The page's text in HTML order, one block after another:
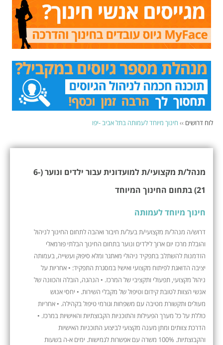
לוח דרושים ›› חינוך מיוחד לעמותה בתל אביב -יפו
מנהל/ת מקצועי/ת למועדונית עבור ילדים ונוער (6-
21) בתחום החינוך המיוחד
חינוך מיוחד לעמותה
דרוש/ה מנהל/ת מקצועי/ת בעל/ת חיבור ואהבה לתחום החינוך לניהול
והובלת מרכז יום ארוך לילדים ונוער בתחום החינוך הבלתי פורמאלי
הזדמנות להשתלב בתפקיד ניהולי מאתגר ומלא סיפוק ועשייה, בעמותה
יציבה הדואגת לפיתוח מקצועי ואישי! במסגרת התפקיד: • אחריות על
ניהול מקצועי, תפעולי ותקציבי של המרכז. • הנהגה, הובלה והכוונה של
אנשי הצוות לטובת קידום וטיפול של מקבלי השירות. • יחסי אנוש
מעולים ותקשורת מטיבה עם משפחות וגורמי טיפול בקהילה. • אחריות
כוללת על כל מערך הפעילות והתוכניות הקבוצתיות והאישיות במרכז. •
הדרכת צוותים ומתן מענה מקצועי לביצוע התוכניות האישיות
והקבוצתיות. 100% משרה עם אפשרות לגמישות. ימים א-ה בשעות